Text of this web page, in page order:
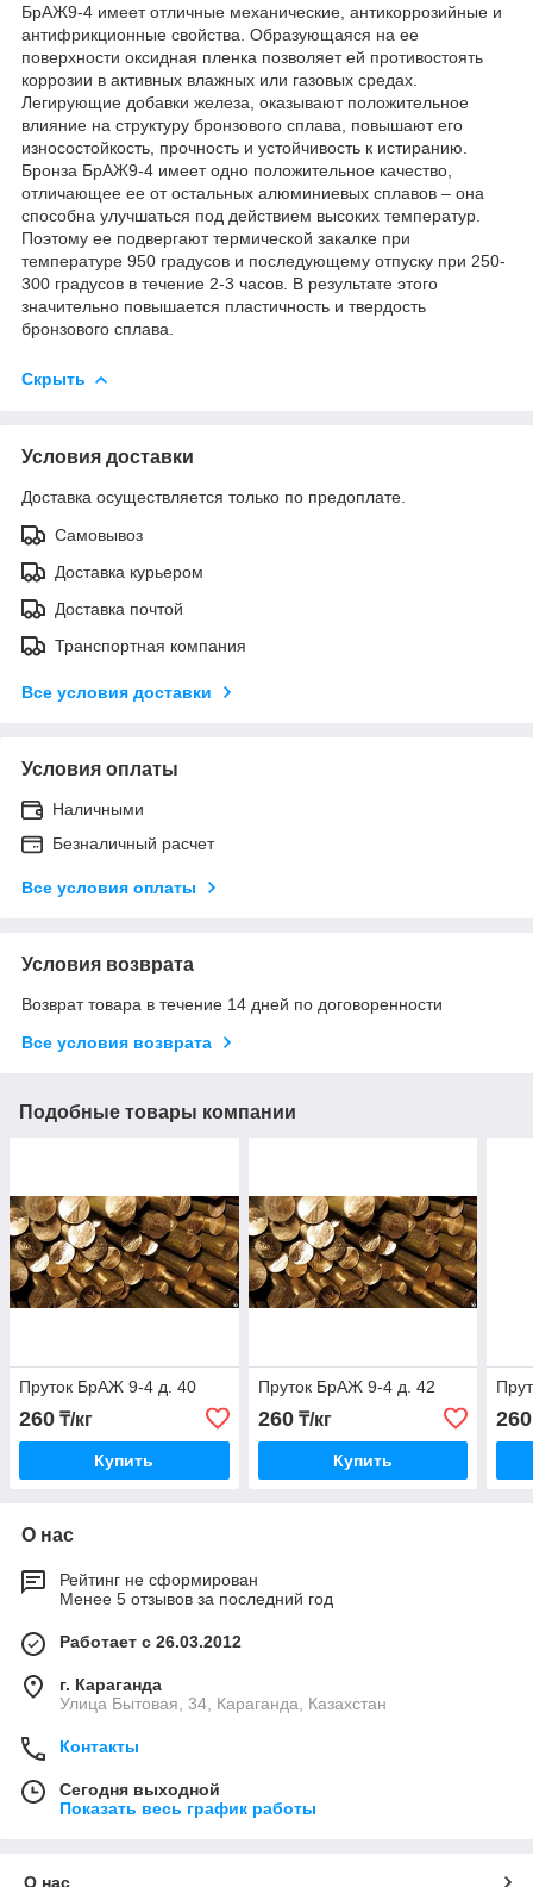
БрАЖ9-4 имеет отличные механические, антикоррозийные и
антифрикционные свойства. Образующаяся на ее
поверхности оксидная пленка позволяет ей противостоять
коррозии в активных влажных или газовых средах.
Легирующие добавки железа, оказывают положительное
влияние на структуру бронзового сплава, повышают его
износостойкость, прочность и устойчивость к истиранию.
Бронза БрАЖ9-4 имеет одно положительное качество,
отличающее ее от остальных алюминиевых сплавов – она
способна улучшаться под действием высоких температур.
Поэтому ее подвергают термической закалке при
температуре 950 градусов и последующему отпуску при 250-
300 градусов в течение 2-3 часов. В результате этого
значительно повышается пластичность и твердость
бронзового сплава.
Скрыть
Условия доставки
Доставка осуществляется только по предоплате.
Самовывоз
Доставка курьером
Доставка почтой
Транспортная компания
Все условия доставки
Условия оплаты
Наличными
Безналичный расчет
Все условия оплаты
Условия возврата
Возврат товара в течение 14 дней по договоренности
Все условия возврата
Подобные товары компании
Пруток БрАЖ 9-4 д. 40
260 ₸/кг
Купить
Пруток БрАЖ 9-4 д. 42
260₸/кг
Купить
260
О нас
Рейтинг не сформирован
Менее 5 отзывов за последний год
Работает с 26.03.2012
г. Караганда
Улица Бытовая, 34, Караганда, Казахстан
Контакты
Сегодня выходной
Показать весь график работы
О нас